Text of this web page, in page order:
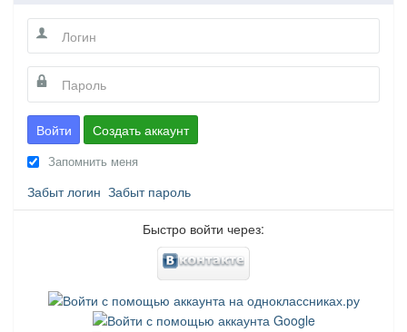
Войти Создать аккаунт
Запомнить меня
Забыт логин Забыт пароль
Быстро войти через: